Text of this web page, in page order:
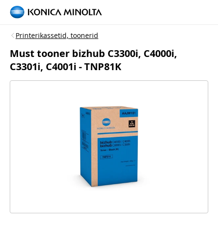
Printerikassetid, toonerid
Must tooner bizhub C3300i, C4000i,
C3301i, C4001i - TNP81K